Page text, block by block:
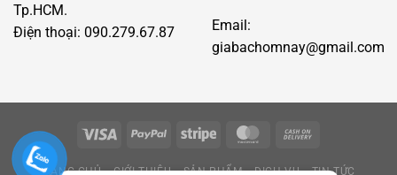
Tp.HCM.
Điện thoại: 090.279.67.87
Email:
giabachomnay@gmail.com
TRANG CHỦ GIỚI THIỆU SẢN PHẨM DỊCH VỤ TIN TỨC